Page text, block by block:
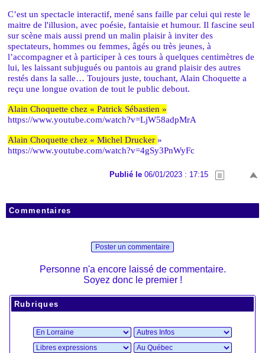
C’est un spectacle interactif, mené sans faille par celui qui reste le
maitre de l'illusion, avec poésie, fantaisie et humour. Il fascine seul
sur scène mais aussi prend un malin plaisir à inviter des
spectateurs, hommes ou femmes, âgés ou très jeunes, à
l’accompagner et à participer à ces tours à quelques centimètres de
lui, les laissant subjugués ou pantois au grand plaisir des autres
restés dans la salle… Toujours juste, touchant, Alain Choquette a
reçu une longue ovation de tout le public debout.
Alain Choquette chez « Patrick Sébastien »
https://www.youtube.com/watch?v=LjW58adpMrA
Alain Choquette chez « Michel Drucker »
https://www.youtube.com/watch?v=4gSy3PnWyFc
Publié le 06/01/2023 : 17:15
Commentaires
Poster un commentaire
Personne n'a encore laissé de commentaire.
Soyez donc le premier !
Rubriques